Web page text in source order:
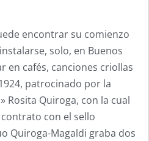
encontrar su comienzo
solo, en Buenos
en cafés, canciones criollas
patrocinado por la
Rosita Quiroga, con la cual
con el sello
Quiroga-Magaldi graba dos